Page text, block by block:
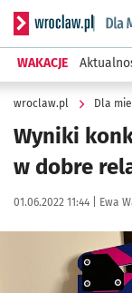
Serwis
WAKACJE
wroclaw.pl Dla
Wyniki
w dobre
Data publikacji:
01.06.2022 11:44 | Autor:
Ewa
Kliknij, aby